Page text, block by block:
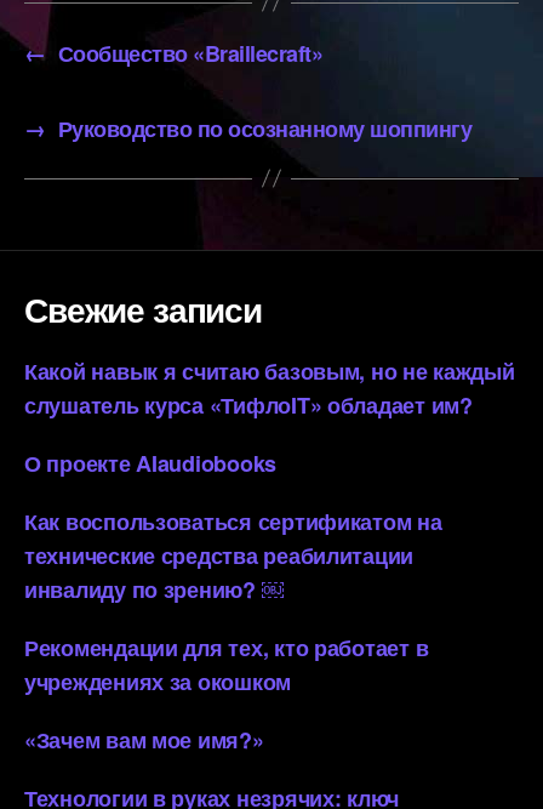
← Сообщество «Braillecraft»
→ Руководство по осознанному шоппингу
Свежие записи
Какой навык я считаю базовым, но не каждый
слушатель курса «ТифлоIT» обладает им?
О проекте AIaudiobooks
Как воспользоваться сертификатом на
технические средства реабилитации
инвалиду по зрению? ￼
Рекомендации для тех, кто работает в
учреждениях за окошком
«Зачем вам мое имя?»
Технологии в руках незрячих: ключ